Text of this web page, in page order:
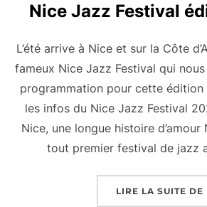
Nice Jazz Festival
L’été arrive à Nice et sur la Côte
fameux Nice Jazz Festival qui
programmation pour cette édition
les infos du Nice Jazz Festival
Nice, une longue histoire
tout premier festival de jazz
LIRE LA SUITE DE